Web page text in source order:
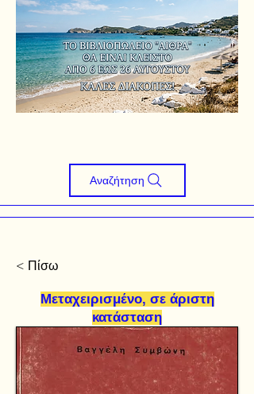
Αναζήτηση
< Πίσω
Μεταχειρισμένο, σε άριστη
κατάσταση